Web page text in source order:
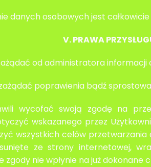
danych osobowych jest
V. PRAWA
od administratora
poprawienia bądź
wycofać swoją zgodę na
wskazanego przez
wszystkich celów
ze strony internetowej,
nie wpłynie na już dokonane